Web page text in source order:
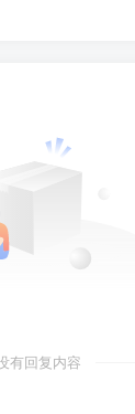
有回复内容